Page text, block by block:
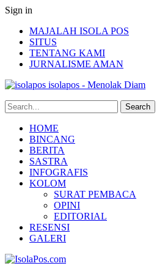
Sign in
MAJALAH ISOLA POS
SITUS
TENTANG KAMI
JURNALISME AMAN
isolapos - Menolak Diam
HOME
BINCANG
BERITA
SASTRA
INFOGRAFIS
KOLOM
SURAT PEMBACA
OPINI
EDITORIAL
RESENSI
GALERI